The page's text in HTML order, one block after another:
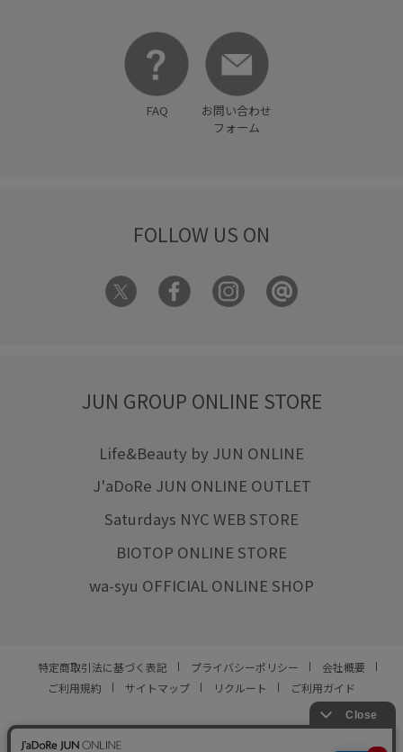
FAQ
お問い合わせ
フォーム
FOLLOW US ON
JUN GROUP ONLINE STORE
Life&Beauty by JUN ONLINE
J'aDoRe JUN ONLINE OUTLET
Saturdays NYC WEB STORE
BIOTOP ONLINE STORE
wa-syu OFFICIAL ONLINE SHOP
特定商取引法に基づく表記 プライバシーポリシー
会社概要
ご利用規約
サイトマップ リクルート ご利用ガイド